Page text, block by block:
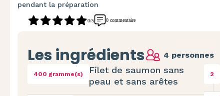
pendant la préparation
0/5 0 commentaire
Les ingrédients 4 personnes
400 gramme(s)
Filet de saumon sans
peau et sans arêtes
2